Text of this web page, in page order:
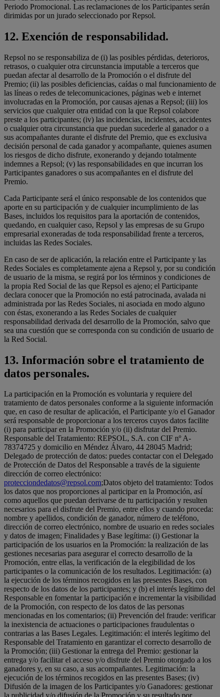
Periodo Promocional. Las reclamaciones de los Participantes serán
dirimidas por un jurado seleccionado por Repsol.
12. Exención de responsabilidad.
Repsol no se responsabiliza de (i) las posibles pérdidas, deterioros,
retrasos, o cualquier otra circunstancia imputable a terceros que
puedan afectar al desarrollo de la Promoción o el disfrute del
Premio; (ii) las posibles deficiencias, caídas o mal funcionamiento de
las líneas o redes de telecomunicaciones, páginas web e internet
involucradas en la Promoción, por causas ajenas a Repsol; (iii) los
servicios que cualquier otra entidad con la que Repsol colabore
preste a los participantes; (iv) las incidencias, incidentes, accidentes
o cualquier otra circunstancia que puedan sucederle al ganador o a
sus acompañantes durante el disfrute del Premio, que es exclusiva
decisión personal de cada ganador y acompañante, quienes asumen
los riesgos de dicho disfrute, exonerando y dejando totalmente
indemnes a Repsol; (v) las responsabilidades en que incurran los
Participantes ganadores o sus acompañantes en el disfrute del
Premio.
Cada Participante será el único responsable de los contenidos que
aporte en su participación y de cualquier incumplimiento de las
Bases, incluidos los requisitos para la aportación de contenidos,
quedando, en cualquier caso, Repsol y las empresas de su Grupo
empresarial exoneradas de toda responsabilidad frente a terceros,
incluidas las Redes Sociales.
En caso de ser de aplicación, la relación entre el Participante y las
Redes Sociales es completamente ajena a Repsol y, por su condición
de usuario de la misma, se regirá por los términos y condiciones de
la propia Red Social de las que Repsol es ajeno; el Participante
declara conocer que la Promoción no está patrocinada, avalada ni
administrada por las Redes Sociales, ni asociada en modo alguno
con éstas, exonerando a las Redes Sociales de cualquier
responsabilidad derivada del desarrollo de la Promoción, salvo que
sea una cuestión que se corresponda con su condición de usuario de
la Red Social.
13. Información sobre el tratamiento de
datos personales.
La participación en la Promoción es voluntaria y requiere del
tratamiento de datos personales conforme a la siguiente información
que, en caso de resultar de aplicación, el Participante y/o el Ganador
será responsable de proporcionar a los terceros cuyos datos facilite
(i) para participar en la Promoción y/o (ii) disfrutar del Premio.
Responsable del Tratamiento: REPSOL, S.A. con CIF nº A-
78374725 y domicilio en Méndez Álvaro, 44 28045 Madrid;
Delegado de protección de datos: puedes contactar con el Delegado
de Protección de Datos del Responsable a través de la siguiente
dirección de correo electrónico:
protecciondedatos@repsol.com;Datos objeto del tratamiento: Todos
los datos que nos proporciones al participar en la Promoción, así
como aquellos que puedan derivarse de tu participación y resulten
necesarios para el disfrute del Premio, entre ellos y cuando proceda:
nombre y apellidos, condición de ganador, número de teléfono,
dirección de correo electrónico, nombre de usuario en redes sociales
y datos de imagen; Finalidades y Base legítima: (i) Gestionar la
participación de los usuarios en la Promoción: la realización de las
gestiones necesarias para asegurar el correcto desarrollo de la
Promoción, entre ellas, la verificación de la elegibilidad de los
participantes o la comunicación de los resultados. Legitimación: (a)
la ejecución de los términos recogidos en las presentes Bases, con
respecto de los datos de los participantes; y (b) el interés legítimo del
Responsable en fomentar la participación e incrementar la visibilidad
de la Promoción, con respecto de los datos de las personas
mencionadas en los comentarios; (ii) Prevención del fraude: verificar
la inexistencia de actuaciones o participaciones fraudulentas o
contrarias a las Bases Legales. Legitimación: el interés legítimo del
Responsable del Tratamiento en garantizar el correcto desarrollo de
la Promoción; (iii) Gestionar la entrega del Premio: gestionar la
entrega y/o facilitar el acceso y/o disfrute del Premio otorgado a los
ganadores y, en su caso, a sus acompañantes. Legitimación: la
ejecución de los términos recogidos en las presentes Bases; (iv)
Difusión de la imagen de los Participantes y/o Ganadores: gestionar